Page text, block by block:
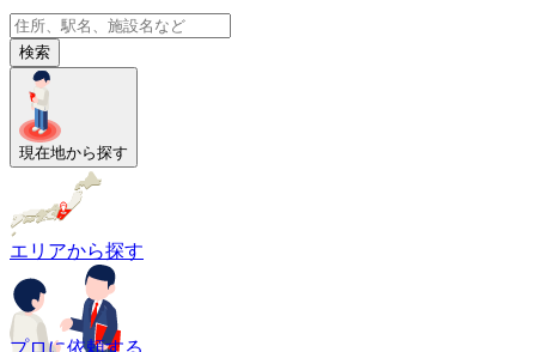
検索
現在地から探す
エリアから探す
プロに依頼する